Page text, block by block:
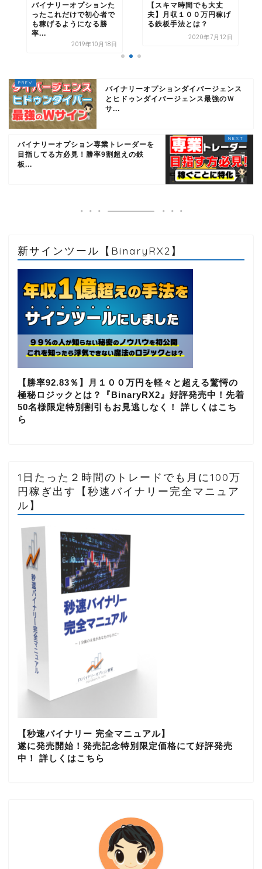
バイナリーオプションた
ったこれだけで初心者で
も稼げるようになる勝
率...
2019年10月18日
【スキマ時間でも大丈
夫】月収１００万円稼げ
る鉄板手法とは？
2020年7月12日
バイナリーオプションダイバージェンス
とヒドゥンダイバージェンス最強のＷ
サ...
バイナリーオプション専業トレーダーを
目指してる方必見！勝率9割超えの鉄
板...
新サインツール【BinaryRX2】
【勝率92.83％】月１００万円を軽々と超える驚愕の
極秘ロジックとは？『BinaryRX2』好評発売中！先着
50名様限定特別割引もお見逃しなく！ 詳しくはこち
ら
1日たった２時間のトレードでも月に100万
円稼ぎ出す【秒速バイナリー完全マニュア
ル】
【秒速バイナリー 完全マニュアル】
遂に発売開始！発売記念特別限定価格にて好評発売
中！ 詳しくはこちら